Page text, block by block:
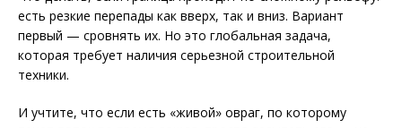
есть резкие перепады как вверх, так и вниз. Вариант
первый — сровнять их. Но это глобальная задача,
которая требует наличия серьезной строительной
техники.
И учтите, что если есть «живой» овраг, по которому